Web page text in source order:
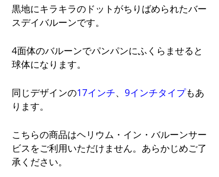
黒地にキラキラのドットがちりばめられたバー
スデイバルーンです。
4面体のバルーンでパンパンにふくらませると
球体になります。
同じデザインの17インチ、 9インチタイプもあ
ります。
こちらの商品はヘリウム・イン・バルーンサー
ビスをご利用いただけません。あらかじめご了
承ください。